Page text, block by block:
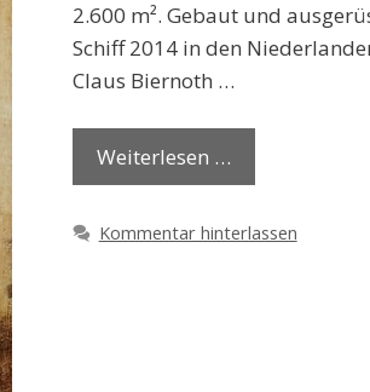
2.600 m². Gebaut und
Schiff 2014 in den
Claus Biernoth …
Weiterlesen …
Kommentar hinterlassen